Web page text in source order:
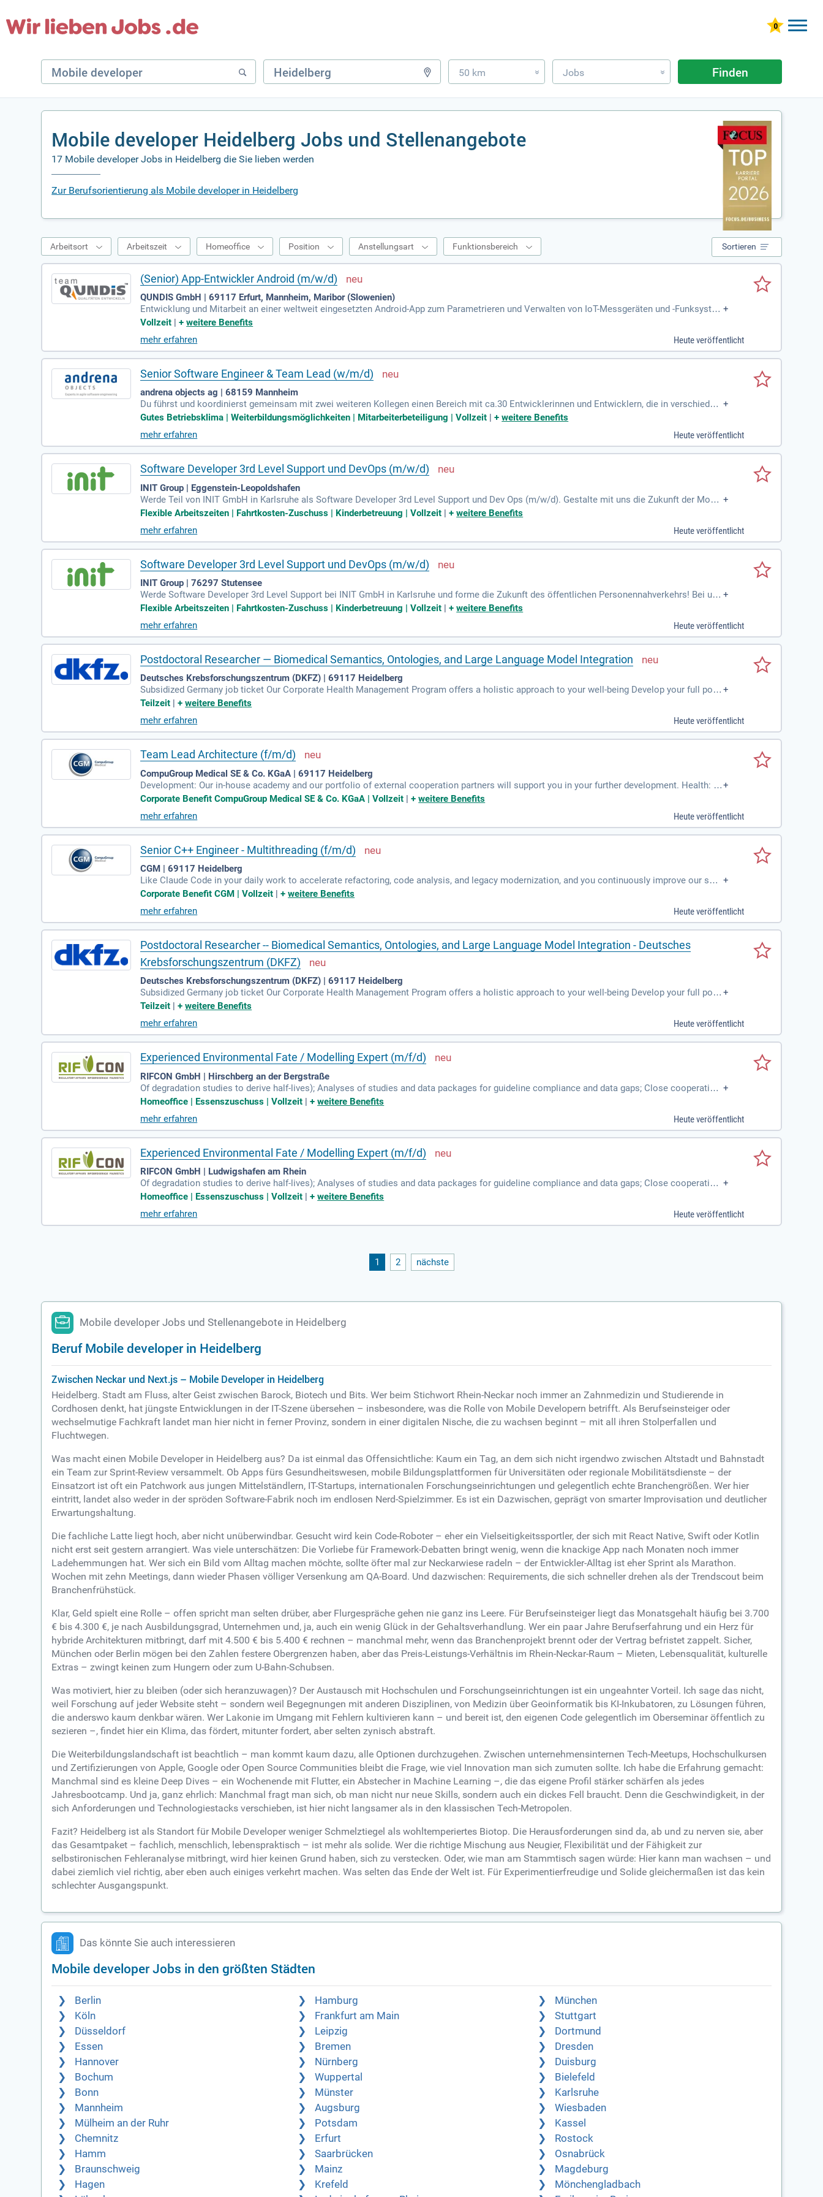
50 km » Jobs » Finden
Mobile developer Heidelberg Jobs und Stellenangebote
17 Mobile developer Jobs in Heidelberg die Sie lieben werden
Zur Berufsorientierung als Mobile developer in Heidelberg
Arbeitsort Arbeitszeit Homeoffice Position Anstellungsart Funktionsbereich Sortieren
(Senior) App-Entwickler Android (m/w/d)
QUNDIS GmbH | 69117 Erfurt, Mannheim, Maribor (Slowenien)
Entwicklung und Mitarbeit an einer weltweit eingesetzten Android-App zum Parametrieren und Verwalten von IoT-Messgeräten und -Funksyste
men Erstellen und Ermitteln von UI-Konzepten und Business-Logiken Eigenständige Durchführung von Entwicklertests Termingerechte
+
Vollzeit |+weitere Benefits
mehr erfahren
Heute veröffentlicht
Senior Software Engineer & Team Lead (w/m/d)
andrena objects ag | 68159 Mannheim
Du führst und koordinierst gemeinsam mit zwei weiteren Kollegen einen Bereich mit ca.30 Entwicklerinnen und Entwicklern, die in verschieden
en Kundenprojekten im Einsatz sind; Du förderst aktiv die persönliche und fachliche Entwicklung deiner Mitarbeitenden
+
Gutes Betriebsklima | Weiterbildungsmöglichkeiten | Mitarbeiterbeteiligung | Vollzeit |+weitere Benefits
mehr erfahren
Heute veröffentlicht
Software Developer 3rd Level Support und DevOps (m/w/d)
INIT Group | Eggenstein-Leopoldshafen
Werde Teil von INIT GmbH in Karlsruhe als Software Developer 3rd Level Support und Dev Ops (m/w/d). Gestalte mit uns die Zukunft der Mobili
tät und trage zur Entwicklung innovativer Softwarelösungen für den öffentlichen Personennahverkehr bei. Bei uns profitierst du von flexiblen Ar
beitszeiten und der Option auf Mobile Office. Genieße 30 Tage Urlaub plus fünf zusätzliche Tage Flexi-Urlaub. Unsere modernen Büros bieten di
r eine Gaming Zone, Massagesessel und kreative Bereiche. Darüber hinaus erhältst du finanzielle Zusatzleistungen und ein aktuelles Smartpho
ne für berufliche und private Nutzung.
+
Flexible Arbeitszeiten | Fahrtkosten-Zuschuss | Kinderbetreuung | Vollzeit |+weitere Benefits
mehr erfahren
Heute veröffentlicht
Software Developer 3rd Level Support und DevOps (m/w/d)
INIT Group | 76297 Stutensee
Werde Software Developer 3rd Level Support bei INIT GmbH in Karlsruhe und forme die Zukunft des öffentlichen Personennahverkehrs! Bei uns
erwarten dich flexible Arbeitszeiten und die Möglichkeit zum Mobile Office. Genieße 30 Tage Urlaub plus bis zu 5 zusätzliche Flexi-Urlaubstage.
Entspanne in unserer Gaming Zone oder im Massagesessel während deiner Pausen. Wir bieten finanzielle Zusatzleistungen für Fahrtkosten un
d Kinderbetreuung sowie ein aktuelles Smartphone für berufliche und private Nutzung. Gestalte mit uns innovative Softwarelösungen für den gl
obalen ÖPNV und werde Teil unseres engagierten Teams! Besuche uns auf www.initse.com für mehr Infos.
+
Flexible Arbeitszeiten | Fahrtkosten-Zuschuss | Kinderbetreuung | Vollzeit |+weitere Benefits
mehr erfahren
Heute veröffentlicht
Postdoctoral Researcher — Biomedical Semantics, Ontologies, and Large Language Model Integration
Deutsches Krebsforschungszentrum (DKFZ) | 69117 Heidelberg
Subsidized Germany job ticket Our Corporate Health Management Program offers a holistic approach to your well-being Develop your full pote
ntial: Access to the DKFZ International Postdoc Program and DKFZ Career Service with targeted offers for your personal development
+
Teilzeit |+weitere Benefits
mehr erfahren
Heute veröffentlicht
Team Lead Architecture (f/m/d)
CompuGroup Medical SE & Co. KGaA | 69117 Heidelberg
Development: Our in-house academy and our portfolio of external cooperation partners will support you in your further development. Health: H
ealth is a valuable asset for us.
+
Corporate Benefit CompuGroup Medical SE & Co. KGaA | Vollzeit |+weitere Benefits
mehr erfahren
Heute veröffentlicht
Senior C++ Engineer - Multithreading (f/m/d)
CGM | 69117 Heidelberg
Like Claude Code in your daily work to accelerate refactoring, code analysis, and legacy modernization, and you continuously improve our shar
ed agents, skills, and workflows: Your Profile: Several years of senior-level experience in professional C++ development
+
Corporate Benefit CGM | Vollzeit |+weitere Benefits
mehr erfahren
Heute veröffentlicht
Postdoctoral Researcher -- Biomedical Semantics, Ontologies, and Large Language Model Integration - Deutsches
Krebsforschungszentrum (DKFZ)
Deutsches Krebsforschungszentrum (DKFZ) | 69117 Heidelberg
Subsidized Germany job ticket Our Corporate Health Management Program offers a holistic approach to your well-being Develop your full pote
ntial: Access to the DKFZ International Postdoc Program and DKFZ Career Service with targeted offers for your personal development
+
Teilzeit |+weitere Benefits
mehr erfahren
Heute veröffentlicht
Experienced Environmental Fate / Modelling Expert (m/f/d)
RIFCON GmbH | Hirschberg an der Bergstraße
Of degradation studies to derive half-lives); Analyses of studies and data packages for guideline compliance and data gaps; Close cooperation
with our clients, scientific units and regulatory authorities; Project management and strategic consultancy, development
+
Homeoffice | Essenszuschuss | Vollzeit |+weitere Benefits
mehr erfahren
Heute veröffentlicht
Experienced Environmental Fate / Modelling Expert (m/f/d)
RIFCON GmbH | Ludwigshafen am Rhein
Of degradation studies to derive half-lives); Analyses of studies and data packages for guideline compliance and data gaps; Close cooperation
with our clients, scientific units and regulatory authorities; Project management and strategic consultancy, development
+
Homeoffice | Essenszuschuss | Vollzeit |+weitere Benefits
mehr erfahren
Heute veröffentlicht
1 2 nächste
Mobile developer Jobs und Stellenangebote in Heidelberg
Beruf Mobile developer in Heidelberg
Zwischen Neckar und Next.js – Mobile Developer in Heidelberg
Heidelberg. Stadt am Fluss, alter Geist zwischen Barock, Biotech und Bits. Wer beim Stichwort Rhein-Neckar noch immer an Zahnmedizin und Studierende in
Cordhosen denkt, hat jüngste Entwicklungen in der IT-Szene übersehen – insbesondere, was die Rolle von Mobile Developern betrifft. Als Berufseinsteiger oder
wechselmutige Fachkraft landet man hier nicht in ferner Provinz, sondern in einer digitalen Nische, die zu wachsen beginnt – mit all ihren Stolperfallen und
Fluchtwegen.
Was macht einen Mobile Developer in Heidelberg aus? Da ist einmal das Offensichtliche: Kaum ein Tag, an dem sich nicht irgendwo zwischen Altstadt und Bahnstadt
ein Team zur Sprint-Review versammelt. Ob Apps fürs Gesundheitswesen, mobile Bildungsplattformen für Universitäten oder regionale Mobilitätsdienste – der
Einsatzort ist oft ein Patchwork aus jungen Mittelständlern, IT-Startups, internationalen Forschungseinrichtungen und gelegentlich echte Branchengrößen. Wer hier
eintritt, landet also weder in der spröden Software-Fabrik noch im endlosen Nerd-Spielzimmer. Es ist ein Dazwischen, geprägt von smarter Improvisation und deutlicher
Erwartungshaltung.
Die fachliche Latte liegt hoch, aber nicht unüberwindbar. Gesucht wird kein Code-Roboter – eher ein Vielseitigkeitssportler, der sich mit React Native, Swift oder Kotlin
nicht erst seit gestern arrangiert. Was viele unterschätzen: Die Vorliebe für Framework-Debatten bringt wenig, wenn die knackige App nach Monaten noch immer
Ladehemmungen hat. Wer sich ein Bild vom Alltag machen möchte, sollte öfter mal zur Neckarwiese radeln – der Entwickler-Alltag ist eher Sprint als Marathon.
Wochen mit zehn Meetings, dann wieder Phasen völliger Versenkung am QA-Board. Und dazwischen: Requirements, die sich schneller drehen als der Trendscout beim
Branchenfrühstück.
Klar, Geld spielt eine Rolle – offen spricht man selten drüber, aber Flurgespräche gehen nie ganz ins Leere. Für Berufseinsteiger liegt das Monatsgehalt häufig bei 3.700
€ bis 4.300 €, je nach Ausbildungsgrad, Unternehmen und, ja, auch ein wenig Glück in der Gehaltsverhandlung. Wer ein paar Jahre Berufserfahrung und ein Herz für
hybride Architekturen mitbringt, darf mit 4.500 € bis 5.400 € rechnen – manchmal mehr, wenn das Branchenprojekt brennt oder der Vertrag befristet zappelt. Sicher,
München oder Berlin mögen bei den Zahlen festere Obergrenzen haben, aber das Preis-Leistungs-Verhältnis im Rhein-Neckar-Raum – Mieten, Lebensqualität, kulturelle
Extras – zwingt keinen zum Hungern oder zum U-Bahn-Schubsen.
Was motiviert, hier zu bleiben (oder sich heranzuwagen)? Der Austausch mit Hochschulen und Forschungseinrichtungen ist ein ungeahnter Vorteil. Ich sage das nicht,
weil Forschung auf jeder Website steht – sondern weil Begegnungen mit anderen Disziplinen, von Medizin über Geoinformatik bis KI-Inkubatoren, zu Lösungen führen,
die anderswo kaum denkbar wären. Wer Lakonie im Umgang mit Fehlern kultivieren kann – und bereit ist, den eigenen Code gelegentlich im Oberseminar öffentlich zu
sezieren –, findet hier ein Klima, das fördert, mitunter fordert, aber selten zynisch abstraft.
Die Weiterbildungslandschaft ist beachtlich – man kommt kaum dazu, alle Optionen durchzugehen. Zwischen unternehmensinternen Tech-Meetups, Hochschulkursen
und Zertifizierungen von Apple, Google oder Open Source Communities bleibt die Frage, wie viel Innovation man sich zumuten sollte. Ich habe die Erfahrung gemacht:
Manchmal sind es kleine Deep Dives – ein Wochenende mit Flutter, ein Abstecher in Machine Learning –, die das eigene Profil stärker schärfen als jedes
Jahresbootcamp. Und ja, ganz ehrlich: Manchmal fragt man sich, ob man nicht nur neue Skills, sondern auch ein dickes Fell braucht. Denn die Geschwindigkeit, in der
sich Anforderungen und Technologiestacks verschieben, ist hier nicht langsamer als in den klassischen Tech-Metropolen.
Fazit? Heidelberg ist als Standort für Mobile Developer weniger Schmelztiegel als wohltemperiertes Biotop. Die Herausforderungen sind da, ab und zu nerven sie, aber
das Gesamtpaket – fachlich, menschlich, lebenspraktisch – ist mehr als solide. Wer die richtige Mischung aus Neugier, Flexibilität und der Fähigkeit zur
selbstironischen Fehleranalyse mitbringt, wird hier keinen Grund haben, sich zu verstecken. Oder, wie man am Stammtisch sagen würde: Hier kann man wachsen – und
dabei ziemlich viel richtig, aber eben auch einiges verkehrt machen. Was selten das Ende der Welt ist. Für Experimentierfreudige und Solide gleichermaßen ist das kein
schlechter Ausgangspunkt.
Das könnte Sie auch interessieren
Mobile developer Jobs in den größten Städten
Berlin Hamburg
München
Köln
Frankfurt am Main
Stuttgart
Düsseldorf
Leipzig
Dortmund
Essen
Bremen
Dresden
Hannover
Nürnberg
Duisburg
Bochum
Wuppertal
Bielefeld
Bonn
Münster
Karlsruhe
Mannheim
Augsburg
Wiesbaden
Mülheim an der Ruhr
Potsdam
Kassel
Chemnitz
Erfurt
Rostock
Hamm
Saarbrücken
Osnabrück
Braunschweig
Mainz
Magdeburg
Hagen
Krefeld
Mönchengladbach